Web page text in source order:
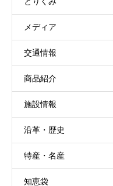
メディア
交通情報
商品紹介
施設情報
沿革・歴史
特産・名産
知恵袋